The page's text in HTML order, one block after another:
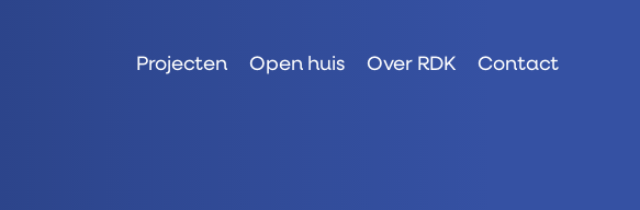
Projecten Open huis Over RDK Contact